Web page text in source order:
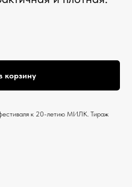
корзину
к 20-летию МИЛК. Тираж